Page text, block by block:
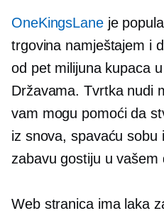
OneKingsLaneje
trgovina namještajem i
od pet milijuna kupaca
Državama. Tvrtka nudi
vam mogu pomoći da
iz snova, spavaću sobu
zabavu gostiju u vašem
Web stranica ima laka